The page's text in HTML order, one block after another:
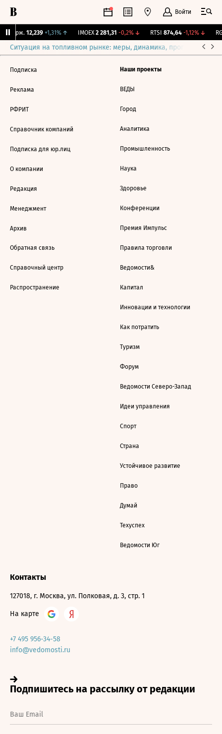
Войти
Бирж. 12,239 +1,31%↑ IMOEX 2 281,31 -0,2%↓ RTSI 874,64 -1,12%↓
Ситуация на топливном рынке: меры, динамика, прогнозы
Подписка
Реклама
РФРИТ
Справочник компаний
Подписка для юр.лиц
О компании
Редакция
Менеджмент
Архив
Обратная связь
Справочный центр
Распространение
Наши проекты
ВЕДЫ
Город
Аналитика
Промышленность
Наука
Здоровье
Конференции
Премия Импульс
Правила торговли
Ведомости&
Капитал
Инновации и технологии
Как потратить
Туризм
Форум
Ведомости Северо-Запад
Идеи управления
Спорт
Страна
Устойчивое развитие
Право
Думай
Техуспех
Ведомости Юг
Контакты
127018, г. Москва, ул. Полковая, д. 3, стр. 1
На карте
+7 495 956-34-58
info@vedomosti.ru